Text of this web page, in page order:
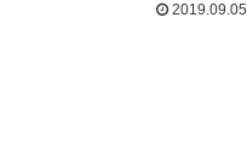
2019.09.05